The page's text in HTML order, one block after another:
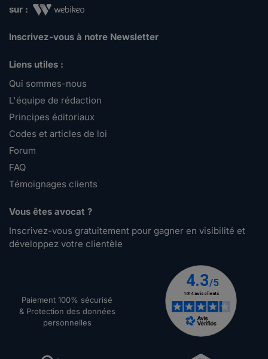
sur :
Inscrivez-vous à notre Newsletter
Liens utiles :
Qui sommes-nous
L'équipe de rédaction
Principes éditoriaux
Codes et articles de loi
Forum
FAQ
Témoignages clients
Vous êtes avocat ?
Inscrivez-vous gratuitement pour gagner en visibilité et
développez votre clientèle
Paiement 100% sécurisé
& Protection des données
personnelles